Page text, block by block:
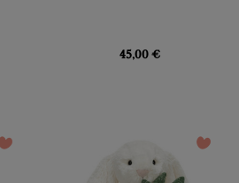
45,00 €
favorite_border